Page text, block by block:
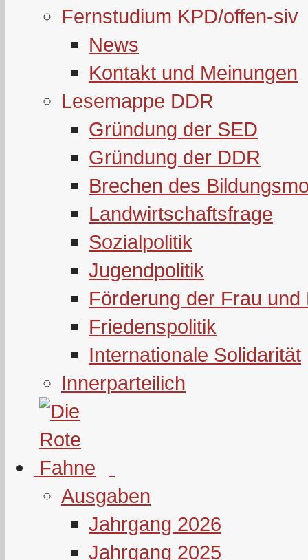
Fernstudium KPD/offen-siv
News
Kontakt und Meinungen
Lesemappe DDR
Gründung der SED
Gründung der DDR
Brechen des
Landwirtschaftsfrage
Sozialpolitik
Jugendpolitik
Förderung der Frau und
Friedenspolitik
Internationale Solidarität
Innerparteilich
Ausgaben
Jahrgang 2026
Jahrgang 2025